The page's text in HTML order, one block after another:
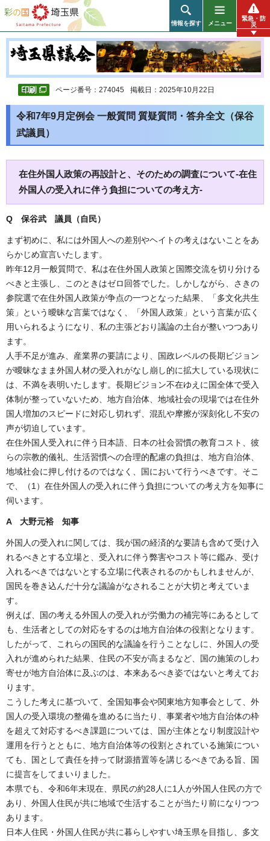
彩の国 埼玉県
情報を探す メニュー
緊急・防
災
ページ番号：274045 掲載日：2025年10月22日
令和7年9月定例会 一般質問 質疑質問・答弁全文（保谷
武議員）
在住外国人政策の再設計と、そのための調査について-在住
外国人の受入れに伴う負担についての考え方-
Q 保谷武 議員（自民）
まず初めに、私には外国人への差別やヘイトの考えはないことをあ
らかじめ宣言いたします。
昨年12月一般質問で、私は在住外国人政策と国際交流を切り分ける
べきと主張し、このときはゼロ回答でした。しかしながら、さきの
参院選で在住外国人政策が争点の一つとなった結果、「多文化共生
策」という曖昧な言葉ではなく、「外国人政策」という言葉が広く
用いられるようになり、私の主張どおり議論の土台が整いつつあり
ます。
人手不足が進み、産業界の要請により、国政レベルの長期ビジョン
が曖昧なまま外国人材の受入れがなし崩し的に拡大している現状に
は、不満を表明いたします。長期ビジョン不在ゆえに国全体で受入
体制が整っていないため、地方自治体、地域社会の現場では在住外
国人増加のスピードに対応し切れず、混乱や摩擦が深刻化し不安の
声が切迫しています。
在住外国人受入れに伴う日本語、日本の社会習慣の教育コスト、彼
らの宗教的儀礼、生活習慣への合理的配慮の負担は、地方自治体、
地域社会に押し付けるのではなく、国において行うべきです。そこ
で、（1）在住外国人の受入れに伴う負担についての考え方を知事に
伺います。
A 大野元裕 知事
外国人の受入れに関しては、我が国の経済的な要請も含めて受け入
れるべきとする立場と、受入れに伴う弊害やコスト等に鑑み、受け
入れるべきではないとする立場に代表されるのかもしれませんが、
国民を巻き込んだ十分な議論がなされることが大切と考えていま
す。
例えば、国の考える外国人の受入れが労働力の補完等にあるとして
も、生活者としての対応をするのは地方自治体の役割となります。
したがって、これらの国民的な議論を行うことなしに、外国人の受
入れが進められた結果、住民の不安が高まるなど、国の施策のしわ
寄せが地方自治体に及ぶのは、本来あるべき姿ではないと考えてお
ります。
こうした考えに基づいて、全国知事会や関東地方知事会として、外
国人の受入環境の整備を進めるに当たり、事業者や地方自治体の枠
を超えて対応するべき課題については、国が主体となり制度設計や
運用を行うとともに、地方自治体等の役割とされている施策につい
ても、国として責任を持って財源措置等を講じるべきである旨、国
に提言をしてまいりました。
本県でも、令和6年末現在、県民の約28人に1人が外国人住民の方で
あり、外国人住民が共に地域で生活することが当たり前になりつつ
あります。
日本人住民・外国人住民が共に暮らしやすい埼玉県を目指し、多文